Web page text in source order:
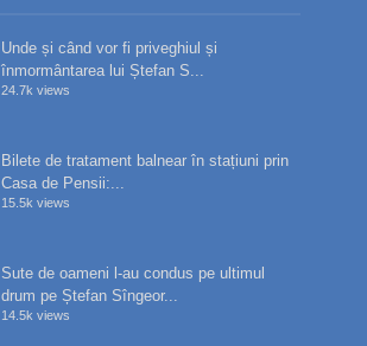
Unde și când vor fi priveghiul și
înmormântarea lui Ștefan S...
24.7k views
Bilete de tratament balnear în stațiuni prin
Casa de Pensii:...
15.5k views
Sute de oameni l-au condus pe ultimul
drum pe Ștefan Sîngeor...
14.5k views